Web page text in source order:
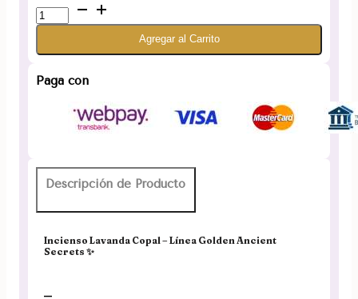
Incienso
Lavanda
Secrets
Agregar al Carrito
Paga con
Descripción de Producto
Incienso Lavanda Copal – Línea Golden Ancient
Secrets ✨
_